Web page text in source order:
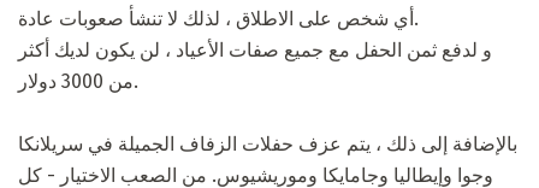
أي شخص على الاطلاق ، لذلك لا تنشأ صعوبات عادة.
و لدفع ثمن الحفل مع جميع صفات الأعياد ، لن يكون لديك أكثر
من 3000 دولار.
بالإضافة إلى ذلك ، يتم عزف حفلات الزفاف الجميلة في سريلانكا
وجوا وإيطاليا وجامايكا وموريشيوس. من الصعب الاختيار - كل